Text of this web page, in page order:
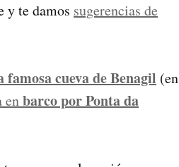
y te damos sugerencias de
famosa cueva de Benagil (en
enbarco por Ponta da